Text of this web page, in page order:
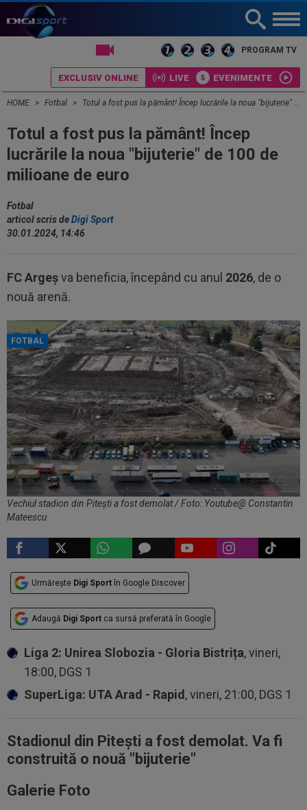
PROGRAM TV
EXCLUSIV ONLINE LIVE EVENIMENTE
HOME Fotbal Totul a fost pus la pământ! Încep lucrările la noua "bijuterie" de 100 de milioane de euro
Totul a fost pus la pământ! Încep
lucrările la noua "bijuterie" de 100 de
milioane de euro
Fotbal
articol scris deDigi Sport
30.01.2024, 14:46
FC Argeșva beneficia, începând cu anul 2026, de o
nouă arenă.
FOTBAL
Vechiul stadion din Pitești a fost demolat / Foto: Youtube@ Constantin
Mateescu
Urmărește Digi Sport în Google Discover
Adaugă Digi Sport ca sursă preferată în Google
Liga 2: Unirea Slobozia - Gloria Bistrița, vineri,
18:00, DGS 1
SuperLiga: UTA Arad - Rapid, vineri, 21:00, DGS 1
Stadionul din Pitești a fost demolat. Va fi
construită o nouă "bijuterie"
Galerie Foto